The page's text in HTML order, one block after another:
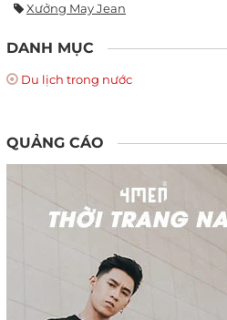
Xưởng May Jean
DANH MỤC
Du lịch trong nước
QUẢNG CÁO